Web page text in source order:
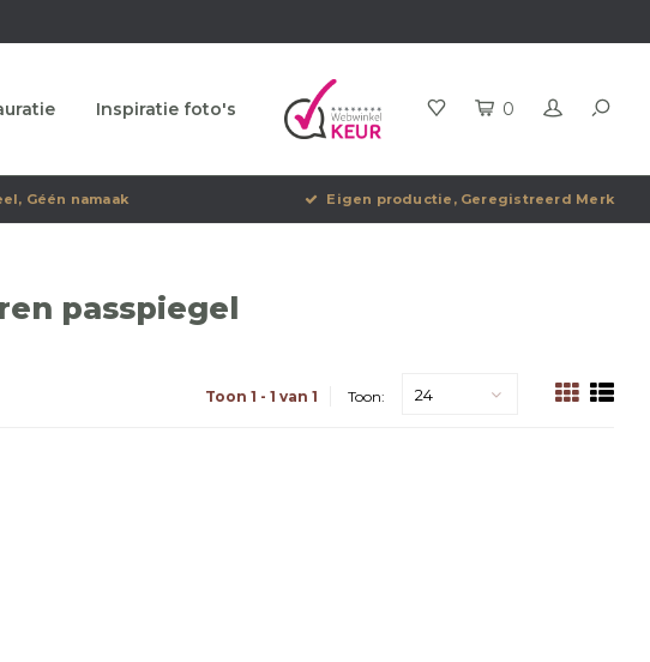
Inspiratie foto's 0
Géén namaak Eigen productie, Geregistreerd Merk
passpiegel
Toon 1 - 1 van 1 Toon: 24